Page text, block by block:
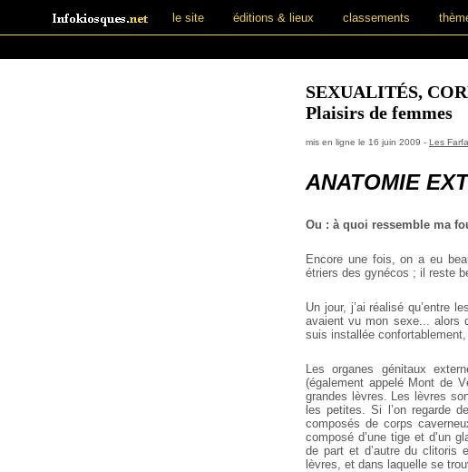
le site éditions & lieux classements
SEXUALITÉS,
Plaisirs de femmes
mis en ligne le 16 juin 2009 - Les
ANATOMIE
Ou : à quoi ressemble ma
Encore une fois, on a eu
étriers des gynécos ; il reste
Un jour, j’ai réalisé qu’entre
avaient vu mon sexe... alors
suis installée confortablement,
Les organes génitaux
(également appelé Mont de
grandes lèvres. Les lèvres
les petites. Si l’on regarde
composés de corps
composé d’une tige et d’un
de part et d’autre du clitoris
lèvres, et dans laquelle se